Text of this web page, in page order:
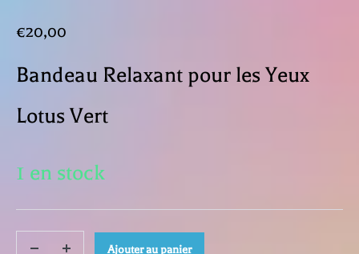
€20,00
Bandeau Relaxant pour les Yeux
Lotus Vert
1 en stock
quantitéAjouter au panier